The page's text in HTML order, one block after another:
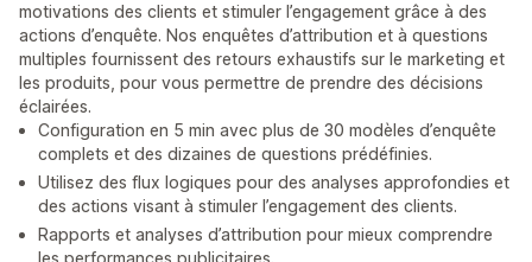
motivations des clients et stimuler l’engagement grâce à des
actions d’enquête. Nos enquêtes d’attribution et à questions
multiples fournissent des retours exhaustifs sur le marketing et
les produits, pour vous permettre de prendre des décisions
éclairées.
Configuration en 5 min avec plus de 30 modèles d’enquête
complets et des dizaines de questions prédéfinies.
Utilisez des flux logiques pour des analyses approfondies et
des actions visant à stimuler l’engagement des clients.
Rapports et analyses d’attribution pour mieux comprendre